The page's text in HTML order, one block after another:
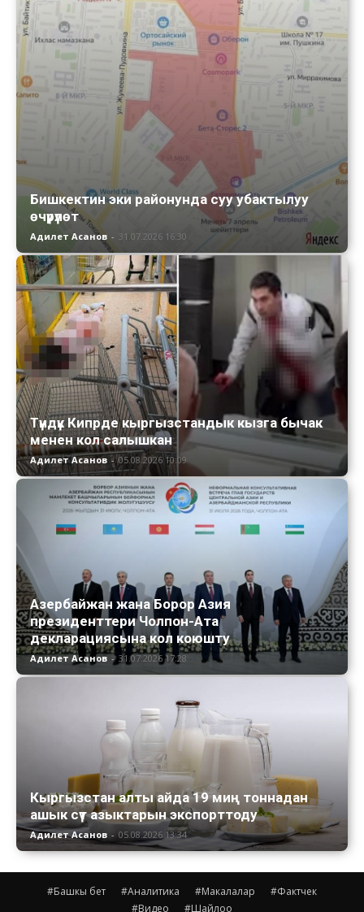
Бишкектин эки районунда суу убактылуу
өчүрүлөт
Адилет Асанов - 31.07.2026 16:30
Түндүк Кипрде кыргызстандык кызга бычак
менен кол салышкан
Адилет Асанов - 05.08.2026 10:09
Азербайжан жана Борор Азия
президенттери Чолпон-Ата
декларациясына кол коюшту
Адилет Асанов - 31.07.2026 17:28
Кыргызстан алты айда 19 миң тоннадан
ашык сүт азыктарын экспорттоду
Адилет Асанов - 05.08.2026 13:34
#Башкы бет #Аналитика #Макалалар
#Фактчек
#Видео
#Шайлоо